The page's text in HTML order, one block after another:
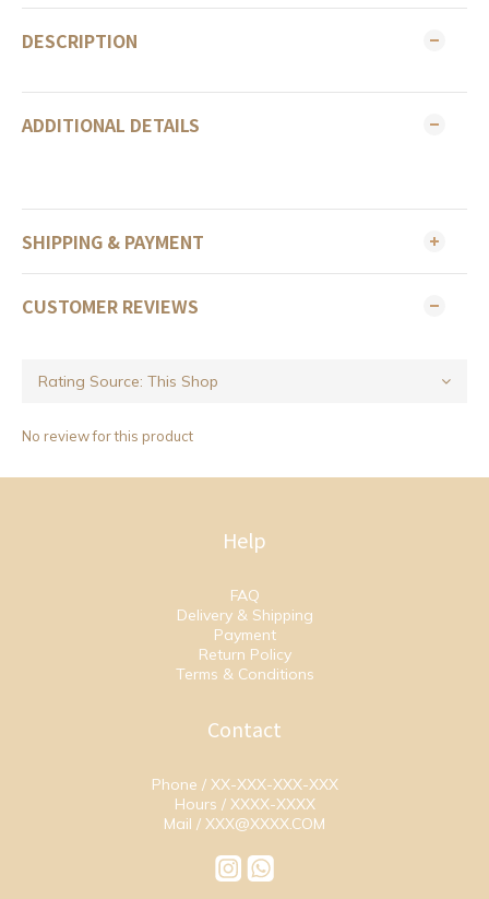
DESCRIPTION
ADDITIONAL DETAILS
SHIPPING & PAYMENT
CUSTOMER REVIEWS
No review for this product
Help
FAQ
Delivery & Shipping
Payment
Return Policy
Terms & Conditions
Contact
Phone / XX-XXX-XXX-XXX
Hours / XXXX-XXXX
Mail / XXX@XXXX.COM